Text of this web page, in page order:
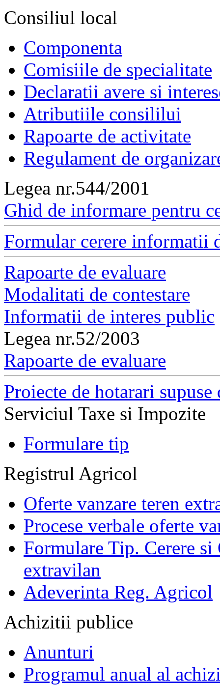
Consiliul local
Componenta
Comisiile de specialitate
Declaratii avere si
Atributiile consililui
Rapoarte de activitate
Regulament de
Legea nr.544/2001
Ghid de informare pentru
Formular cerere informatii
Rapoarte de evaluare
Modalitati de contestare
Informatii de interes public
Legea nr.52/2003
Rapoarte de evaluare
Proiecte de hotarari
Serviciul Taxe si Impozite
Formulare tip
Registrul Agricol
Oferte vanzare teren
Procese verbale oferte
Formulare Tip. Cerere si
extravilan
Adeverinta Reg. Agricol
Achizitii publice
Anunturi
Programul anual al